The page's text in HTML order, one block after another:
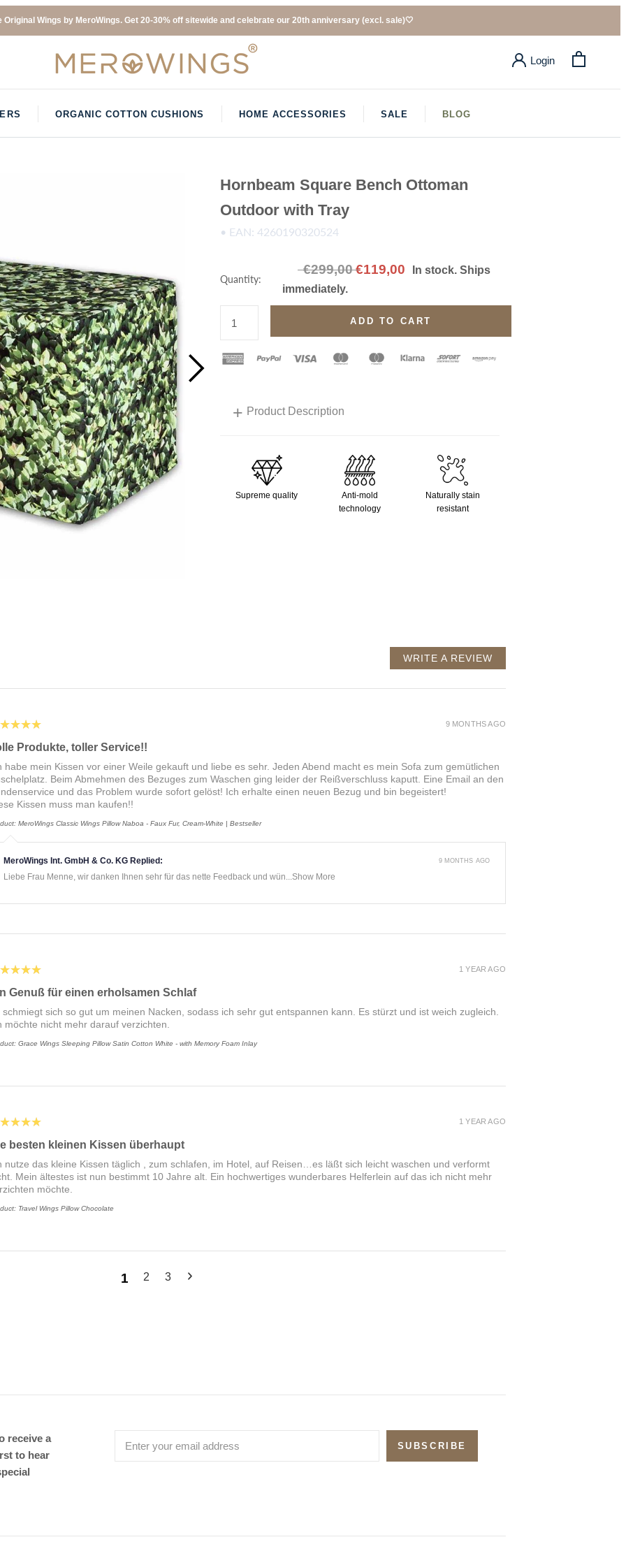
Original Wings by MeroWings. Get 20-30% off sitewide and celebrate our 20th anniversary (excl. sale)🤍​
ORGANIC COTTON CUSHIONS HOME ACCESSORIES SALE
BLOG
Login
Hornbeam Square Bench Ottoman
Outdoor with Tray
• EAN: 4260190320524
Quantity:
€299,00€119,00
In stock. Ships
immediately.
ADD TO CART
Product Description
+
Supreme quality
Anti-mold
technology
Naturally stain
resistant
WRITE A REVIEW
Produkte, toller Service!!
habe mein Kissen vor einer Weile gekauft und liebe es sehr. Jeden Abend macht es mein Sofa zum gemütlichen
Beim Abmehmen des Bezuges zum Waschen ging leider der Reißverschluss kaputt. Eine Email an den
und das Problem wurde sofort gelöst! Ich erhalte einen neuen Bezug und bin begeistert!
Kissen muss man kaufen!!
MeroWings Classic Wings Pillow Naboa - Faux Fur, Cream-White | Bestseller
9 MONTHS AGO
MeroWings Int. GmbH & Co. KG Replied:
Liebe Frau Menne, wir danken Ihnen sehr für das nette Feedback und wün...Show More
9 MONTHS AGO
Genuß für einen erholsamen Schlaf
schmiegt sich so gut um meinen Nacken, sodass ich sehr gut entspannen kann. Es stürzt und ist weich zugleich.
möchte nicht mehr darauf verzichten.
Grace Wings Sleeping Pillow Satin Cotton White - with Memory Foam Inlay
1 YEAR AGO
besten kleinen Kissen überhaupt
nutze das kleine Kissen täglich , zum schlafen, im Hotel, auf Reisen…es läßt sich leicht waschen und verformt
Mein ältestes ist nun bestimmt 10 Jahre alt. Ein hochwertiges wunderbares Helferlein auf das ich nicht mehr
möchte.
Travel Wings Pillow Chocolate
1 YEAR AGO
1 2 3
receive a
to hear
SUBSCRIBE